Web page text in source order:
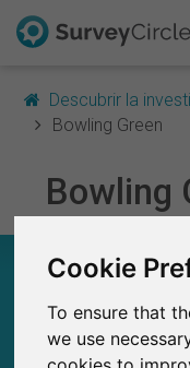
Cookie
To ensure that
we use
Descubrir la
Bowling Green
Bowling
EN RESUMEN –